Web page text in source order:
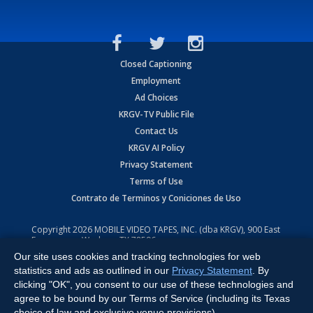
Closed Captioning
Employment
Ad Choices
KRGV-TV Public File
Contact Us
KRGV AI Policy
Privacy Statement
Terms of Use
Contrato de Terminos y Coniciones de Uso
Copyright2026 MOBILE VIDEO TAPES, INC. (dba KRGV), 900 East
Expressway, Weslaco, TX 78596.
All Rights Reserved. Powered by:Ruby Shore Software
Our site uses cookies and tracking technologies for web
statistics and ads as outlined in our Privacy Statement . By
clicking "OK", you consent to our use of these technologies and
agree to be bound by our Terms of Service (including its Texas